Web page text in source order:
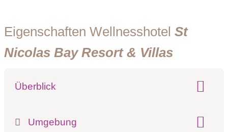
Eigenschaften Wellnesshotel St
Nicolas Bay Resort & Villas
Überblick
Umgebung